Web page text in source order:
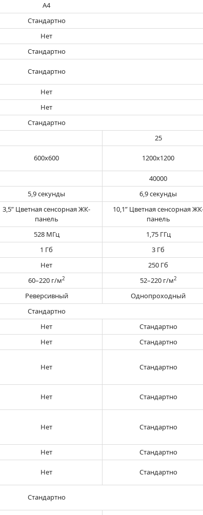
А4
Стандартно
Нет
Стандартно
Стандартно
Нет
Нет
Стандартно
25
600x600 1200x1200
40000
5,9 секунды 6,9 секунды
3,5” Цветная сенсорная ЖК-
панель
10,1” Цветная сенсорная
панель
528 МГц
1,75 ГГц
1 Гб
3 Гб
Нет
250 Гб
60–220 г/м2 52–220 г/м2
Реверсивный
Однопроходный
Стандартно
Нет
Стандартно
Нет
Стандартно
Нет Стандартно
Нет Стандартно
Нет Стандартно
Нет
Стандартно
Нет Стандартно
Стандартно